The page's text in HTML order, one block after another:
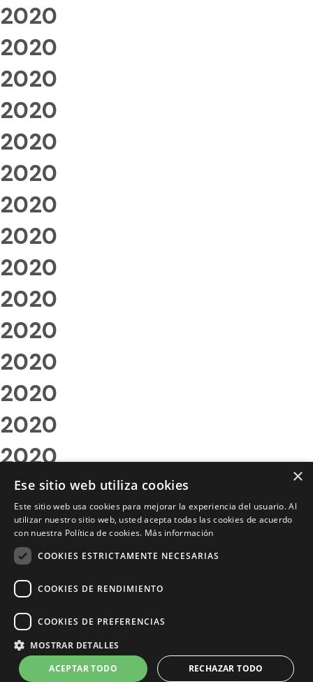
2020
2020
2020
2020
2020
2020
2020
2020
2020
2020
2020
2020
2020
2020
2020
2020
2020
2020
2020
2020
2020
×
Ese sitio web utiliza cookies
Este sitio web usa cookies para mejorar la experiencia del usuario. Al
utilizar nuestro sitio web, usted acepta todas las cookies de acuerdo
con nuestra Política de cookies. Más información
COOKIES ESTRICTAMENTE NECESARIAS
COOKIES DE RENDIMIENTO
COOKIES DE PREFERENCIAS
MOSTRAR DETALLES
ACEPTAR TODO
RECHAZAR TODO